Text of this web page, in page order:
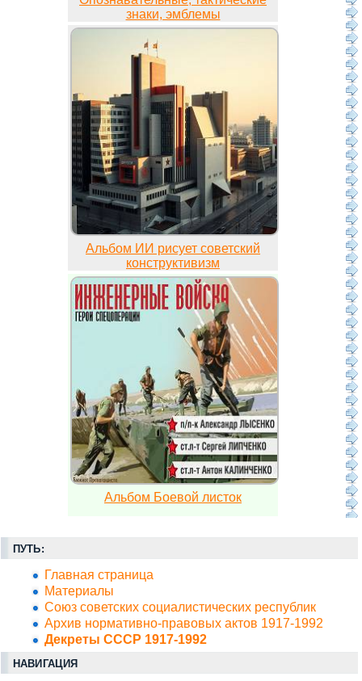
знаки, эмблемы
Альбом ИИ рисует советский
конструктивизм
Альбом Боевой листок
ПУТЬ:
Главная страница
Материалы
Союз советских социалистических республик
Архив нормативно-правовых актов 1917-1992
Декреты СССР 1917-1992
НАВИГАЦИЯ